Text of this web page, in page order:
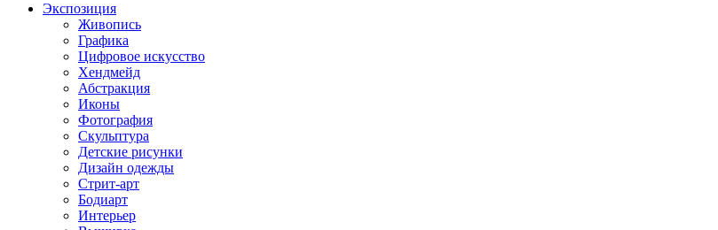
Экспозиция
Живопись
Графика
Цифровое искусство
Хендмейд
Абстракция
Иконы
Фотография
Скульптура
Детские рисунки
Дизайн одежды
Стрит-арт
Бодиарт
Интерьер